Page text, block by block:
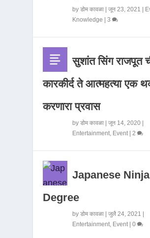
byडोम कावळा |जून 23, 2021
Knowledge |3
सुशांत सिंग राजपूत
कारकीर्द ते आत्महत्या एक
करणारा प्रवास
byडोम कावळा |जून 14, 2020
Entertainment, Event|2
Japanese Ninja
Degree
byडोम कावळा |जुलै 24, 2021
Entertainment, Event|0